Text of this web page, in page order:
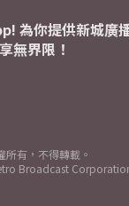
為你提供新城廣
無界限！
所有，不得轉載。
Broadcast